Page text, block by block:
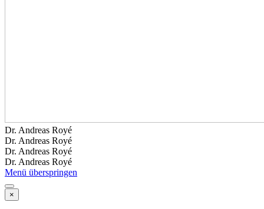
Dr. Andreas Royé
Dr. Andreas Royé
Dr. Andreas Royé
Dr. Andreas Royé
Menü überspringen
×